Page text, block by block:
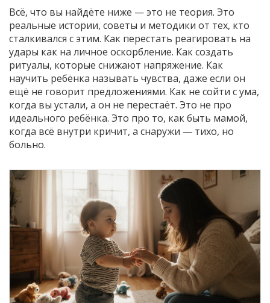
Всё, что вы найдёте ниже — это не теория. Это
реальные истории, советы и методики от тех, кто
сталкивался с этим. Как перестать реагировать на
удары как на личное оскорбление. Как создать
ритуалы, которые снижают напряжение. Как
научить ребёнка называть чувства, даже если он
ещё не говорит предложениями. Как не сойти с ума,
когда вы устали, а он не перестаёт. Это не про
идеального ребёнка. Это про то, как быть мамой,
когда всё внутри кричит, а снаружи — тихо, но
больно.